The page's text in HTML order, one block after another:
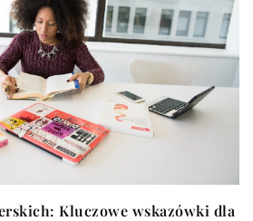
Kluczowe wskazówki dla